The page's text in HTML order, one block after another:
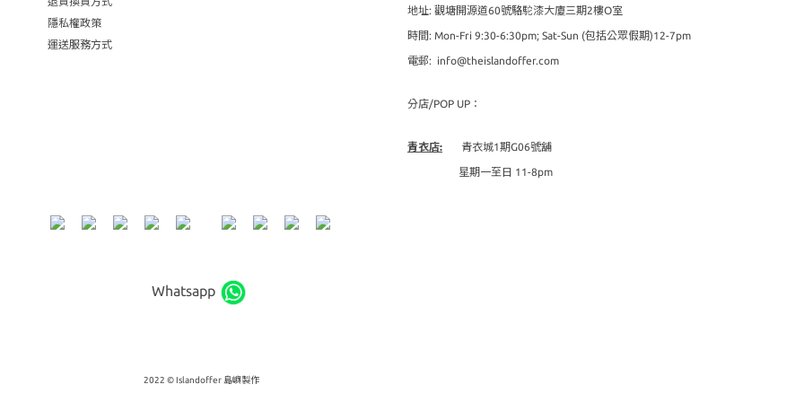
隱私權政策
運送服務方式
地址: 觀塘開源道60號駱駝漆大廈三期2樓O室
時間: Mon-Fri 9:30-6:30pm; Sat-Sun (包括公眾假期)12-7pm
電郵: info@theislandoffer.com
分店/POP UP：
青衣店: 青衣城1期G06號舖
星期一至日 11-8pm
Whatsapp
2022 © Islandoffer 島嶼製作